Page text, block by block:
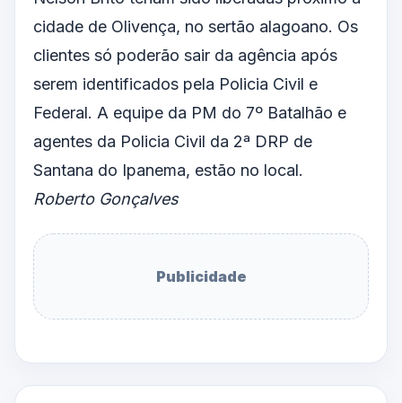
cidade de Olivença, no sertão alagoano. Os
clientes só poderão sair da agência após
serem identificados pela Policia Civil e
Federal. A equipe da PM do 7º Batalhão e
agentes da Policia Civil da 2ª DRP de
Santana do Ipanema, estão no local.
Roberto Gonçalves
Publicidade